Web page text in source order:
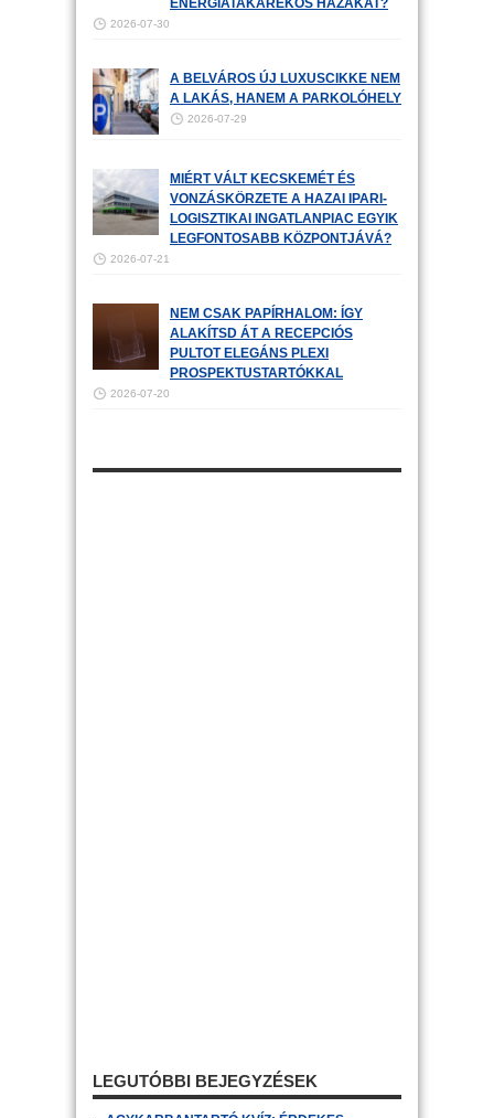
ENERGIATAKARÉKOS HÁZAKAT?
2026-07-30
A BELVÁROS ÚJ LUXUSCIKKE NEM
A LAKÁS, HANEM A PARKOLÓHELY
2026-07-29
MIÉRT VÁLT KECSKEMÉT ÉS
VONZÁSKÖRZETE A HAZAI IPARI-
LOGISZTIKAI INGATLANPIAC EGYIK
LEGFONTOSABB KÖZPONTJÁVÁ?
2026-07-21
NEM CSAK PAPÍRHALOM: ÍGY
ALAKÍTSD ÁT A RECEPCIÓS
PULTOT ELEGÁNS PLEXI
PROSPEKTUSTARTÓKKAL
2026-07-20
LEGUTÓBBI BEJEGYZÉSEK